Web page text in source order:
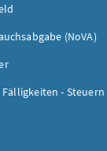
(NoVA)
- Steuern